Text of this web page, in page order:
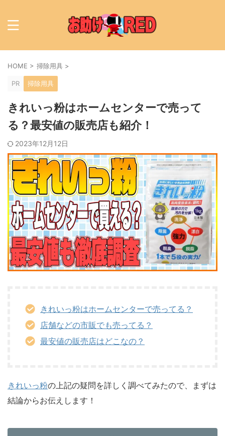
HOME > 掃除用具 >
PR 掃除用具
きれいっ粉はホームセンターで売って
る？最安値の販売店も紹介！
2023年12月12日
きれいっ粉はホームセンターで売ってる？
店舗などの市販でも売ってる？
最安値の販売店はどこなの？
きれいっ粉の上記の疑問を詳しく調べてみたので、まずは
結論からお伝えします！